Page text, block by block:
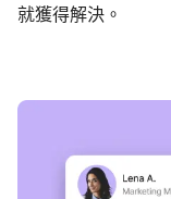
就獲得解決。